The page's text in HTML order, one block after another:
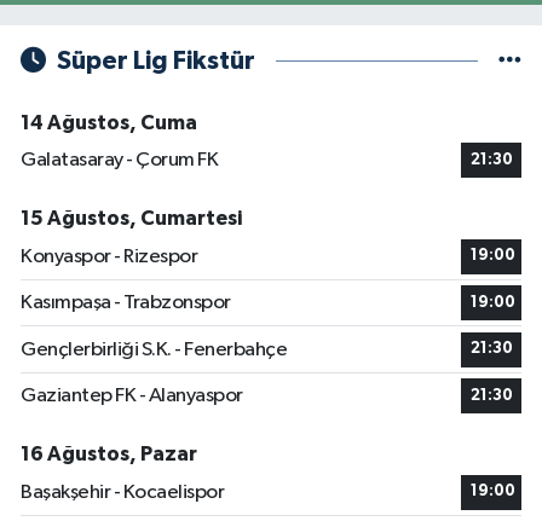
Süper Lig Fikstür
14 Ağustos, Cuma
Galatasaray - Çorum FK
21:30
15 Ağustos, Cumartesi
Konyaspor - Rizespor
19:00
Kasımpaşa - Trabzonspor 19:00
Gençlerbirliği S.K. - Fenerbahçe 21:30
Gaziantep FK - Alanyaspor 21:30
16 Ağustos, Pazar
Başakşehir - Kocaelispor
19:00